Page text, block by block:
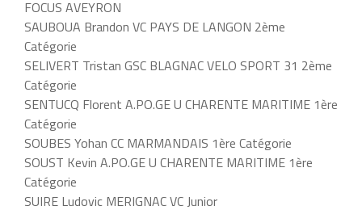
FOCUS AVEYRON
SAUBOUA Brandon VC PAYS DE LANGON 2ème
Catégorie
SELIVERT Tristan GSC BLAGNAC VELO SPORT 31 2ème
Catégorie
SENTUCQ Florent A.PO.GE U CHARENTE MARITIME 1ère
Catégorie
SOUBES Yohan CC MARMANDAIS 1ère Catégorie
SOUST Kevin A.PO.GE U CHARENTE MARITIME 1ère
Catégorie
SUIRE Ludovic MERIGNAC VC Junior